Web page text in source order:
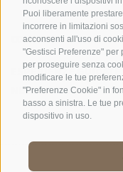
Puoi liberamente
incorrere in limitazioni
acconsenti all'uso di
"Gestisci Preferenze" per
per proseguire senza
modificare le tue
"Preferenze Cookie" in
basso a sinistra. Le tue
dispositivo in uso.
CONTATTI
ESPERIENZE GUIDATE
NELLA NATURA